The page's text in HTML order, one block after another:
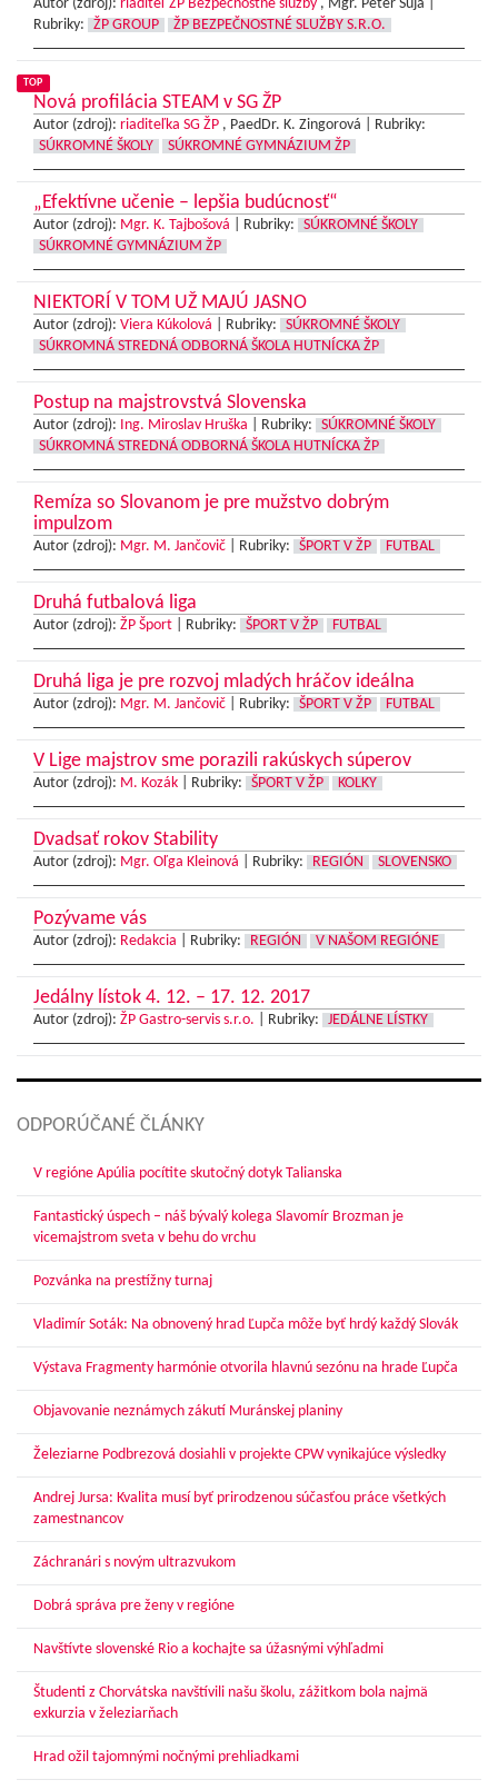
Autor (zdroj): riaditeľ ŽP Bezpečnostné služby , Mgr. Peter Suja |
Rubriky:
ŽP GROUP ŽP BEZPEČNOSTNÉ SLUŽBY S.R.O.
TOP
Nová profilácia STEAM v SG ŽP
Autor (zdroj): riaditeľka SG ŽP , PaedDr. K. Zingorová |
Rubriky:
SÚKROMNÉ ŠKOLY
SÚKROMNÉ GYMNÁZIUM ŽP
„Efektívne učenie – lepšia budúcnosť“
Autor (zdroj): Mgr. K. Tajbošová Rubriky:
SÚKROMNÉ ŠKOLY
SÚKROMNÉ GYMNÁZIUM ŽP
NIEKTORÍ V TOM UŽ MAJÚ JASNO
Autor (zdroj): Viera Kúkolová Rubriky:
SÚKROMNÉ ŠKOLY
SÚKROMNÁ STREDNÁ ODBORNÁ ŠKOLA HUTNÍCKA ŽP
Postup na majstrovstvá Slovenska
Autor (zdroj): Ing. Miroslav Hruška Rubriky:
SÚKROMNÉ ŠKOLY
SÚKROMNÁ STREDNÁ ODBORNÁ ŠKOLA HUTNÍCKA ŽP
Remíza so Slovanom je pre mužstvo dobrým
impulzom
Autor (zdroj): Mgr. M. Jančovič Rubriky: ŠPORT V ŽP FUTBAL
Druhá futbalová liga
Autor (zdroj): ŽP Šport Rubriky: ŠPORT V ŽP FUTBAL
Druhá liga je pre rozvoj mladých hráčov ideálna
Autor (zdroj): Mgr. M. Jančovič Rubriky: ŠPORT V ŽP FUTBAL
V Lige majstrov sme porazili rakúskych súperov
Autor (zdroj): M. Kozák Rubriky: ŠPORT V ŽP KOLKY
Dvadsať rokov Stability
Autor (zdroj): Mgr. Oľga Kleinová Rubriky: REGIÓN SLOVENSKO
Pozývame vás
Autor (zdroj): Redakcia Rubriky: REGIÓN V NAŠOM REGIÓNE
Jedálny lístok 4. 12. – 17. 12. 2017
Autor (zdroj): ŽP Gastro-servis s.r.o. Rubriky: JEDÁLNE LÍSTKY
ODPORÚČANÉ ČLÁNKY
V regióne Apúlia pocítite skutočný dotyk Talianska
Fantastický úspech – náš bývalý kolega Slavomír Brozman je
vicemajstrom sveta v behu do vrchu
Pozvánka na prestížny turnaj
Vladimír Soták: Na obnovený hrad Ľupča môže byť hrdý každý Slovák
Výstava Fragmenty harmónie otvorila hlavnú sezónu na hrade Ľupča
Objavovanie neznámych zákutí Muránskej planiny
Železiarne Podbrezová dosiahli v projekte CPW vynikajúce výsledky
Andrej Jursa: Kvalita musí byť prirodzenou súčasťou práce všetkých
zamestnancov
Záchranári s novým ultrazvukom
Dobrá správa pre ženy v regióne
Navštívte slovenské Rio a kochajte sa úžasnými výhľadmi
Študenti z Chorvátska navštívili našu školu, zážitkom bola najmä
exkurzia v železiarňach
Hrad ožil tajomnými nočnými prehliadkami